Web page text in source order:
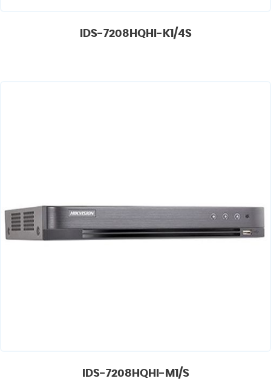
IDS-7208HQHI-K1/4S
IDS-7208HQHI-M1/S